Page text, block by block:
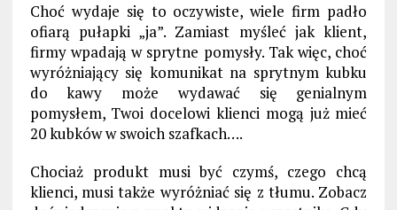
Choć wydaje się to oczywiste, wiele firm padło
ofiarą pułapki „ja”. Zamiast myśleć jak klient,
firmy wpadają w sprytne pomysły. Tak więc, choć
wyróżniający się komunikat na sprytnym kubku
do kawy może wydawać się genialnym
pomysłem, Twoi docelowi klienci mogą już mieć
20 kubków w swoich szafkach….
Chociaż produkt musi być czymś, czego chcą
klienci, musi także wyróżniać się z tłumu. Zobacz